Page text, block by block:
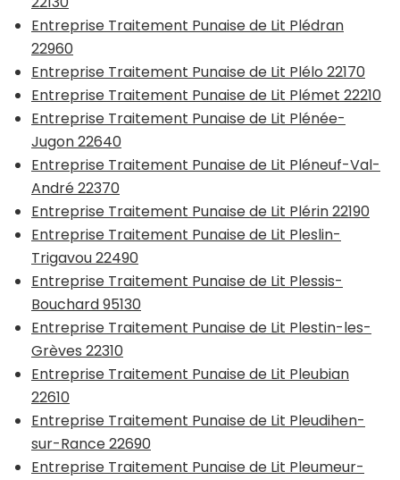
Entreprise Traitement Punaise de Lit Plédran
22960
Entreprise Traitement Punaise de Lit Plélo 22170
Entreprise Traitement Punaise de Lit Plémet 22210
Entreprise Traitement Punaise de Lit Plénée-
Jugon 22640
Entreprise Traitement Punaise de Lit Pléneuf-Val-
André 22370
Entreprise Traitement Punaise de Lit Plérin 22190
Entreprise Traitement Punaise de Lit Pleslin-
Trigavou 22490
Entreprise Traitement Punaise de Lit Plessis-
Bouchard 95130
Entreprise Traitement Punaise de Lit Plestin-les-
Grèves 22310
Entreprise Traitement Punaise de Lit Pleubian
22610
Entreprise Traitement Punaise de Lit Pleudihen-
sur-Rance 22690
Entreprise Traitement Punaise de Lit Pleumeur-